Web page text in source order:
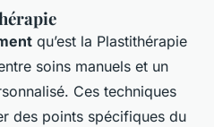
qu’est la Plastithérapie
soins manuels et un
Ces techniques
des points spécifiques du